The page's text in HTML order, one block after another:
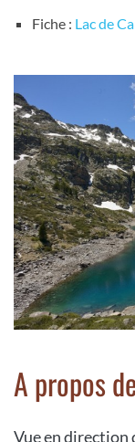
Fiche : Lac de
A propos
Vue en direction